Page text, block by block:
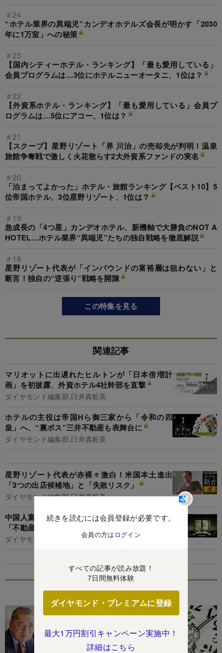
続きを読むには会員登録が必要です。
会員の方は ログイン
すべての記事が読み放題！
7日間無料体験
ダイヤモンド・プレミアムに登録
最大1万円割引キャンペーン実施中！
詳細はこちら
＃24
“ホテル業界の異端児”カンデオホテルズ会長が明かす「2030
年に1万室」への秘策
＃23
【国内シティーホテル・ランキング】「最も愛用している」
会員プログラムは…3位にホテルニューオータニ、1位は？
＃22
【外資系ホテル・ランキング】「最も愛用している」会員プ
ログラムは…5位にアコー、1位は？
＃21
【スクープ】星野リゾート「界 川治」の売却先が判明！温泉
旅館争奪戦で激しく火花散らす2大外資系ファンドの実名
＃20
「泊まってよかった」ホテル・旅館ランキング【ベスト10】5
位帝国ホテル、3位星野リゾート、1位は？
＃19
急成長の「4つ星」カンデオホテル、新機軸で大勝負のNOT A
HOTEL…ホテル業界“異端児”たちの独自戦略を徹底解説
＃18
星野リゾート代表が「インバウンドの富裕層は狙わない」と
断言！独自の“逆張り”戦略を開陳
この特集を見る
関連記事
マリオットに出遅れたヒルトンが「日本倍増計
画」を初披露、外資ホテル4社幹部を直撃
ダイヤモンド編集部,臼井真粧美
ホテルの主役は帝国Hら御三家から「令和の四
皇」へ、“裏ボス”三井不動産も表舞台に
ダイヤモンド編集部,臼井真粧美
星野リゾート代表が赤裸々激白！米国本土進出
「3つの出店候補地」と「失敗リスク」
ダイヤモンド編集部,臼井真粧美
中国人富裕層が日本の旅館買収を狙う本当の理由
「不動産より欲しいものが2つある」
ダイヤモンド編集部,大根田康介
特集